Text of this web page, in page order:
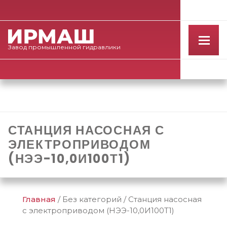
Завод промышленной гидравлики
СТАНЦИЯ НАСОСНАЯ С
ЭЛЕКТРОПРИВОДОМ
(НЭЭ-10,0И100Т1)
Главная / Без категорий / Станция насосная
с электроприводом (НЭЭ-10,0И100Т1)